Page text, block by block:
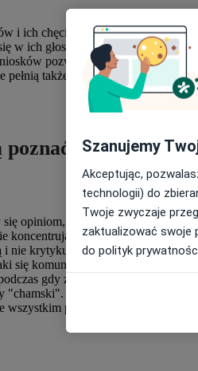
i ich chęci umówienia kolejnych
w ich głos. Znajomość opinii na
pozwoli eliminować
pełnią także inne, ważne role. Oto
perspektywę
opiniom, które pacjenci udzielają
koncentrują się one wokół
i nie krytykują przypisanej terapii,
się komunikuje. Niemal 50%
gdy z opinii negatywnych
To bardzo cenna lekcja,
wszystkim przez umiejętności
Szanujemy
Akceptując,
technologii) do
Twoje zwyczaje
zaktualizować swoje
do polityk